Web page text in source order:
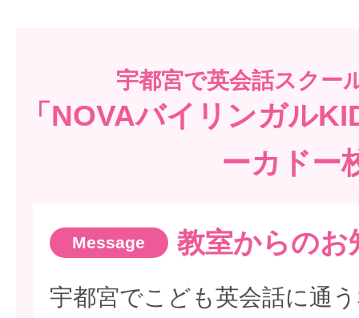
宇都宮で英会話スクー
「NOVAバイリンガル
ーカドー
教室からのお
宇都宮でこども英会話に通